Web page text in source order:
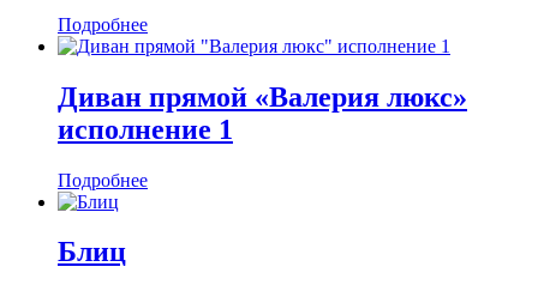
Подробнее
Диван прямой «Валерия люкс»
исполнение 1
Подробнее
Блиц